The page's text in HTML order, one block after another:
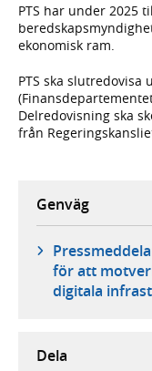
PTS har under 2025
ekonomisk ram.
PTS ska
Delredovisning ska
från
Genväg
för att
digitala
Dela